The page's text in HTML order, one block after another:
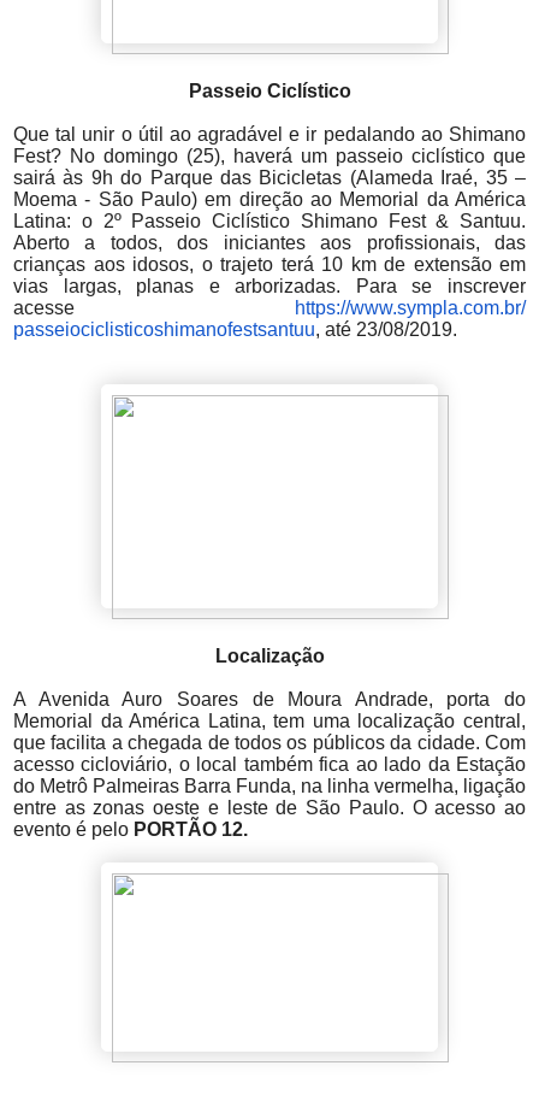
Passeio Ciclístico
Que tal unir o útil ao agradável e ir pedalando ao Shimano
Fest? No domingo (25), haverá um passeio ciclístico que
sairá às 9h do Parque das Bicicletas (Alameda Iraé, 35 –
Moema - São Paulo) em direção ao Memorial da América
Latina: o 2º Passeio Ciclístico Shimano Fest & Santuu.
Aberto a todos, dos iniciantes aos profissionais, das
crianças aos idosos, o trajeto terá 10 km de extensão em
vias largas, planas e arborizadas. Para se inscrever
acesse
https://www.sympla.com.br/
passeiociclisticoshimanofestsantuu, até 23/08/2019.
Localização
A Avenida Auro Soares de Moura Andrade, porta do
Memorial da América Latina, tem uma localização central,
que facilita a chegada de todos os públicos da cidade. Com
acesso cicloviário, o local também fica ao lado da Estação
do Metrô Palmeiras Barra Funda, na linha vermelha, ligação
entre as zonas oeste e leste de São Paulo. O acesso ao
evento é pelo PORTÃO 12.